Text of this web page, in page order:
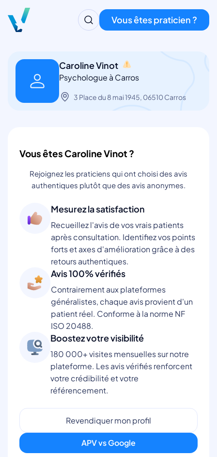
Vous êtes praticien ?
Caroline Vinot
Psychologue à Carros
3 Place du 8 mai 1945, 06510 Carros
Vous êtes Caroline Vinot ?
Rejoignez les praticiens qui ont choisi des avis
authentiques plutôt que des avis anonymes.
Mesurez la satisfaction
Recueillez l'avis de vos vrais patients
après consultation. Identifiez vos points
forts et axes d'amélioration grâce à des
retours authentiques.
Avis 100% vérifiés
Contrairement aux plateformes
généralistes, chaque avis provient d'un
patient réel. Conforme à la norme NF
ISO 20488.
Boostez votre visibilité
180 000+ visites mensuelles sur notre
plateforme. Les avis vérifiés renforcent
votre crédibilité et votre
référencement.
Revendiquer mon profil
APV vs Google